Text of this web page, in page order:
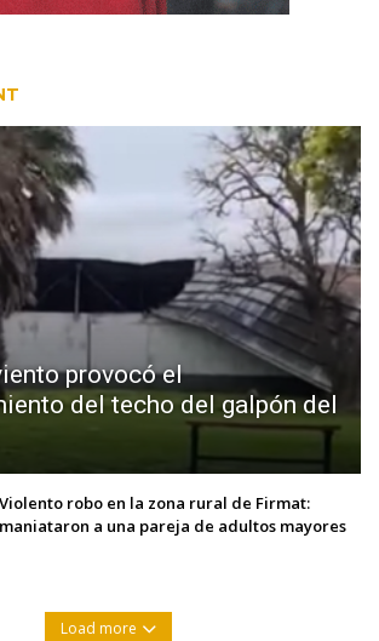
provocó el
del techo del galpón del
Violento robo en la zona rural de Firmat:
maniataron a una pareja de adultos mayores
Load more